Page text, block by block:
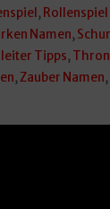
,
Namen,
Tipps,
,Zauber Namen,